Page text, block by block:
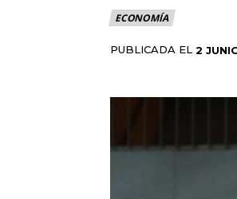
ECONOMÍA
PUBLICADA EL 2